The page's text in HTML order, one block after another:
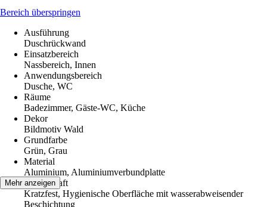
Bereich überspringen
Ausführung
Duschrückwand
Einsatzbereich
Nassbereich, Innen
Anwendungsbereich
Dusche, WC
Räume
Badezimmer, Gäste-WC, Küche
Dekor
Bildmotiv Wald
Grundfarbe
Grün, Grau
Material
Aluminium, Aluminiumverbundplatte
Eigenschaft
Kratzfest, Hygienische Oberfläche mit wasserabweisender
Beschichtung
Mehr anzeigen